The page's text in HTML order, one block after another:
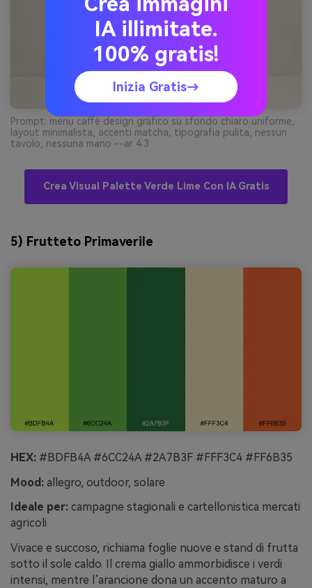
Prompt: menu caffè design grafico su sfondo chiaro uniforme,
layout minimalista, accenti matcha, tipografia pulita, nessun
tavolo, nessuna mano --ar 4:3
Crea Visual Palette Verde Lime Con IA Gratis
5) Frutteto Primaverile
HEX: #BDFB4A #6CC24A #2A7B3F #FFF3C4 #FF6B35
Mood: allegro, outdoor, solare
Ideale per: campagne stagionali e cartellonistica mercati
agricoli
Vivace e succoso, richiama foglie nuove e stand di frutta
sotto il sole caldo. Il crema giallo ammorbidisce i verdi
intensi, mentre l’arancione dona un accento maturo a
IA illimitate.
100% gratis!
Inizia Gratis→